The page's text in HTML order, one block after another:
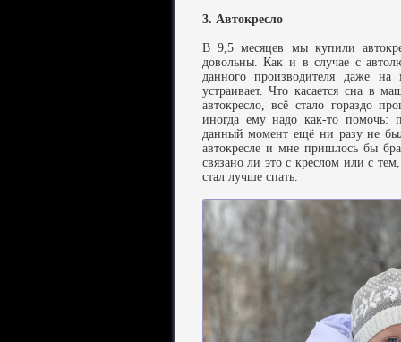
3. Автокресло
В 9,5 месяцев мы купили
довольны. Как и в случае с
данного производителя даже
устраивает. Что касается сна в
автокресло, всё стало гораздо
иногда ему надо как-то помочь:
данный момент ещё ни разу не
автокресле и мне пришлось бы
связано ли это с креслом или с
стал лучше спать.